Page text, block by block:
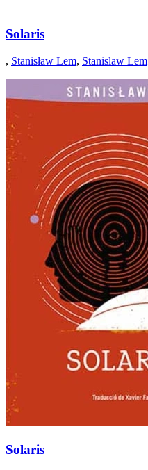
Solaris
, Stanisław Lem, Stanislaw Lem
Solaris